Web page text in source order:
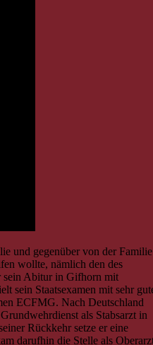
und gegenüber von der Familie
wollte, nämlich den des
sein Abitur in Gifhorn mit
sein Staatsexamen mit sehr
ECFMG. Nach Deutschland
als Stabsarzt in
Rückkehr setze er eine
darufhin die Stelle als